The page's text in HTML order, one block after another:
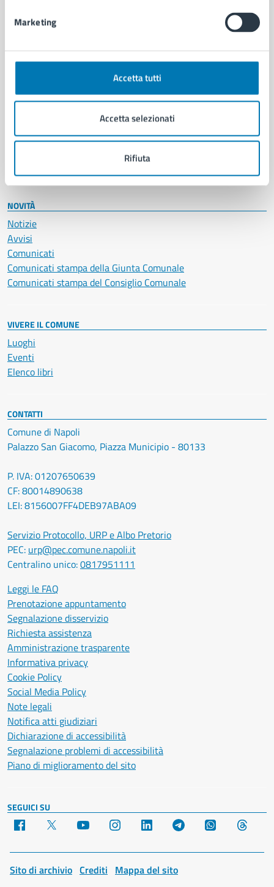
Marketing
Accetta tutti
Accetta selezionati
Rifiuta
Ambiente
Anagrafe e stato civile
Cultura e tempo libero
Educazione e formazione
Giustizia e sicurezza pubblica
Salute, benessere e assistenza
NOVITÀ
Notizie
Avvisi
Comunicati
Comunicati stampa della Giunta Comunale
Comunicati stampa del Consiglio Comunale
VIVERE IL COMUNE
Luoghi
Eventi
Elenco libri
CONTATTI
Comune di Napoli
Palazzo San Giacomo, Piazza Municipio - 80133
P. IVA: 01207650639
CF: 80014890638
LEI: 8156007FF4DEB97ABA09
Servizio Protocollo, URP e Albo Pretorio
PEC: urp@pec.comune.napoli.it
Centralino unico:0817951111
Leggi le FAQ
Prenotazione appuntamento
Segnalazione disservizio
Richiesta assistenza
Amministrazione trasparente
Informativa privacy
Cookie Policy
Social Media Policy
Note legali
Notifica atti giudiziari
Dichiarazione di accessibilità
Segnalazione problemi di accessibilità
Piano di miglioramento del sito
SEGUICI SU
Facebook YouTube Instagram LinkedIn Telegram WhatsApp
Sito di archivio Crediti Mappa del sito